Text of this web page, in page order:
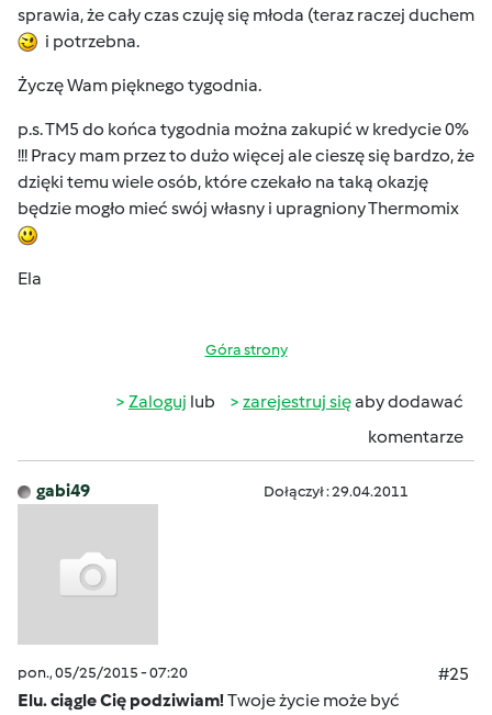
sprawia, że cały czas czuję się młoda (teraz raczej duchem
i potrzebna.
Życzę Wam pięknego tygodnia.
p.s. TM5 do końca tygodnia można zakupić w kredycie 0%
!!! Pracy mam przez to dużo więcej ale cieszę się bardzo, że
dzięki temu wiele osób, które czekało na taką okazję
będzie mogło mieć swój własny i upragniony Thermomix
Ela
Góra strony
Zaloguj lub zarejestruj sięaby dodawać
komentarze
gabi49 Dołączył : 29.04.2011
pon., 05/25/2015 - 07:20
#25
Elu. ciągle Cię podziwiam!Twoje życie może być